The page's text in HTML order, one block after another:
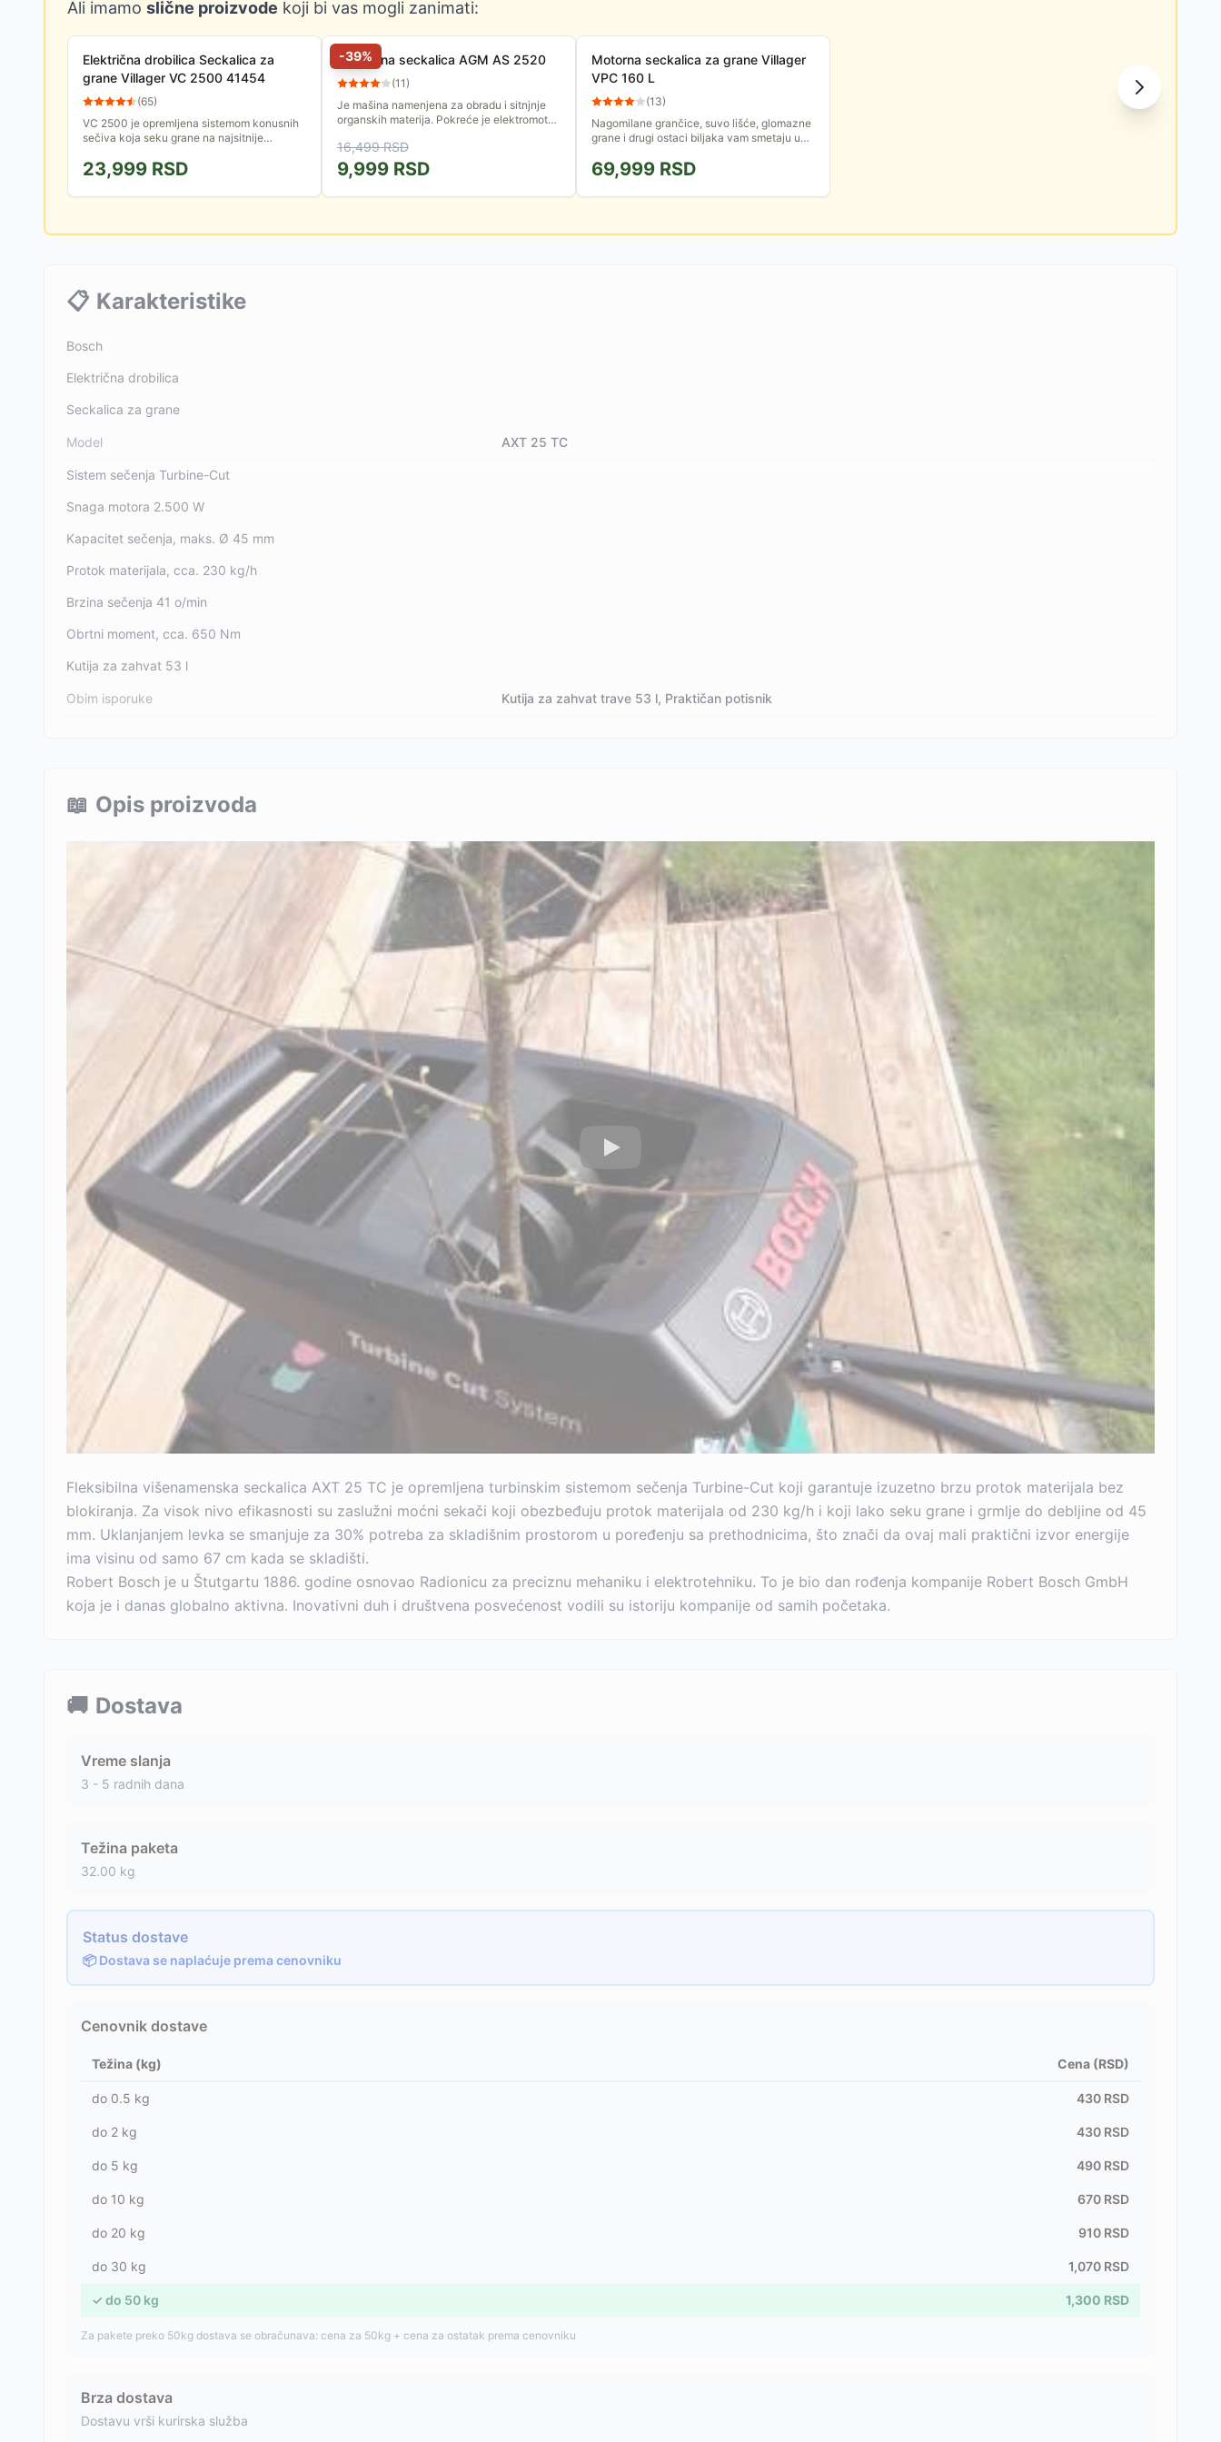
Ali imamo slične proizvode koji bi vas mogli zanimati:
Električna drobilica Seckalica za
grane Villager VC 2500 41454
(65)
VC 2500 je opremljena sistemom konusnih
sečiva koja seku grane na najsitnije
pogodna za pravljenje briketa za ogrev.
23,999 RSD
-39%
Električna seckalica AGM AS 2520
(11)
Je mašina namenjena za obradu i sitnjnje
organskih materija. Pokreće je elektromotor
16,499RSD
9,999 RSD
Motorna seckalica za grane Villager
VPC 160 L
(13)
Nagomilane grančice, suvo lišće, glomazne
grane i drugi ostaci biljaka vam smetaju u
da se efikasno...
69,999 RSD
📋 Karakteristike
Bosch
Električna drobilica
Seckalica za grane
Model AXT 25 TC
Sistem sečenja Turbine-Cut
Snaga motora 2.500 W
Kapacitet sečenja, maks. Ø 45 mm
Protok materijala, cca. 230 kg/h
Brzina sečenja 41 o/min
Obrtni moment, cca. 650 Nm
Kutija za zahvat 53 l
Obim isporuke Kutija za zahvat trave 53 l, Praktičan potisnik
📖 Opis proizvoda
Fleksibilna višenamenska seckalica AXT 25 TC je opremljena turbinskim sistemom sečenja Turbine-Cut koji garantuje izuzetno brzu protok materijala bez
blokiranja. Za visok nivo efikasnosti su zaslužni moćni sekači koji obezbeđuju protok materijala od 230 kg/h i koji lako seku grane i grmlje do debljine od 45
mm. Uklanjanjem levka se smanjuje za 30% potreba za skladišnim prostorom u poređenju sa prethodnicima, što znači da ovaj mali praktični izvor energije
ima visinu od samo 67 cm kada se skladišti.
Robert Bosch je u Štutgartu 1886. godine osnovao Radionicu za preciznu mehaniku i elektrotehniku. To je bio dan rođenja kompanije Robert Bosch GmbH
koja je i danas globalno aktivna. Inovativni duh i društvena posvećenost vodili su istoriju kompanije od samih početaka.
🚚 Dostava
Vreme slanja
3 - 5 radnih dana
Težina paketa
32.00 kg
Status dostave
📦 Dostava se naplaćuje prema cenovniku
Cenovnik dostave
Težina (kg) Cena (RSD)
do 0.5 kg 430 RSD
do 2 kg 430 RSD
do 5 kg 490 RSD
do 10 kg 670 RSD
do 20 kg 910 RSD
do 30 kg 1,070 RSD
✓ do 50 kg 1,300 RSD
Za pakete preko 50kg dostava se obračunava: cena za 50kg + cena za ostatak prema cenovniku
Brza dostava
Dostavu vrši kurirska služba